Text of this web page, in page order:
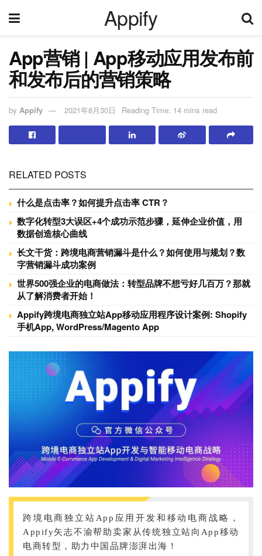
Appify
App营销 | App移动应用发布前
和发布后的营销策略
by Appify 2021年8月30日 Reading Time: 14 mins read
RELATED POSTS
什么是点击率？如何提升点击率 CTR？
数字化转型3大误区+4个成功示范步骤，延伸企业价值，用
数据创造核心曲线
长文干货：跨境电商营销漏斗是什么？如何使用与规划？数
字营销漏斗成功案例
世界500强企业的电商做法：转型品牌不想亏好几百万？那就
从了解消费者开始！
Appify跨境电商独立站App移动应用程序设计案例: Shopify
手机App, WordPress/Magento App
跨境电商独立站App应用开发和移动电商战略，
Appify矢志不渝帮助卖家从传统独立站向App移动
电商转型，助力中国品牌澎湃出海！